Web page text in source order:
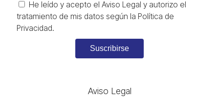
Aviso Legal
He leído y acepto el Aviso Legal y autorizo el
tratamiento de mis datos según la Política de
Privacidad.
Suscribirse